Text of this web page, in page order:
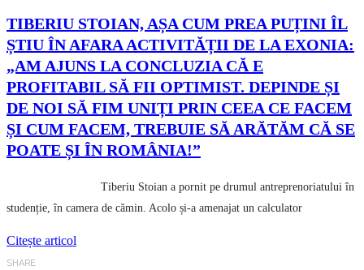
TIBERIU STOIAN, AȘA CUM PREA PUȚINI ÎL
ȘTIU ÎN AFARA ACTIVITĂȚII DE LA EXONIA:
„AM AJUNS LA CONCLUZIA CĂ E
PROFITABIL SĂ FII OPTIMIST. DEPINDE ȘI
DE NOI SĂ FIM UNIȚI PRIN CEEA CE FACEM
ȘI CUM FACEM, TREBUIE SĂ ARĂTĂM CĂ SE
POATE ȘI ÎN ROMÂNIA!”
Tiberiu Stoian a pornit pe drumul antreprenoriatului în
studenție, în camera de cămin. Acolo și-a amenajat un calculator
Citește articol
SHARE